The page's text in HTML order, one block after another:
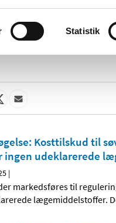
Statistik
Kosttilskud til
ingen udeklarerede
|
markedsføres til
lægemiddelstoffer.